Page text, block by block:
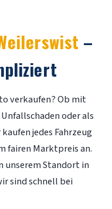
–
verkaufen? Ob mit
oder als
jedes Fahrzeug
fairen Marktpreis an.
unserem Standort in
sind schnell bei